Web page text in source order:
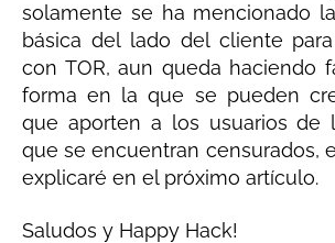
solamente se ha mencionado
básica del lado del cliente
con TOR, aun queda haciendo
forma en la que se pueden
que aporten a los usuarios de
que se encuentran censurados,
explicaré en el próximo artículo.
Saludos y Happy Hack!